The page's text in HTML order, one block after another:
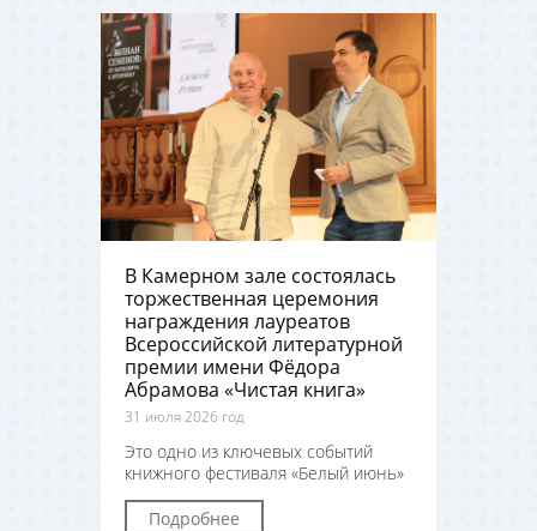
В Камерном зале состоялась
торжественная церемония
награждения лауреатов
Всероссийской литературной
премии имени Фёдора
Абрамова «Чистая книга»
31 июля 2026 год
Это одно из ключевых событий
книжного фестиваля «Белый июнь»
Подробнее